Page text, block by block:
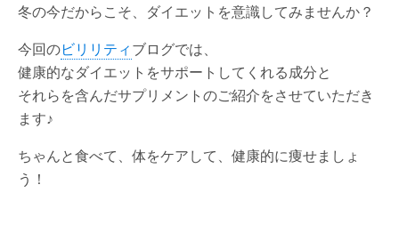
冬の今だからこそ、ダイエットを意識してみませんか？
今回のビリリティブログでは、
健康的なダイエットをサポートしてくれる成分と
それらを含んだサプリメントのご紹介をさせていただき
ます♪
ちゃんと食べて、体をケアして、健康的に痩せましょ
う！